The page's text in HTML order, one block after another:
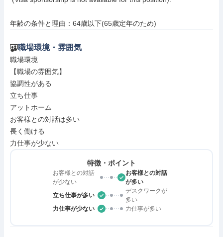
年齢の条件と理由：64歳以下(65歳定年のため)
職場環境・雰囲気
職場環境
【職場の雰囲気】
協調性がある
立ち仕事
アットホーム
お客様との対話は多い
長く働ける
力仕事が少ない
特徴・ポイント
お客様との対話
が少ない
お客様との対話
が多い
立ち仕事が多い
デスクワークが
多い
力仕事が少ない
力仕事が多い